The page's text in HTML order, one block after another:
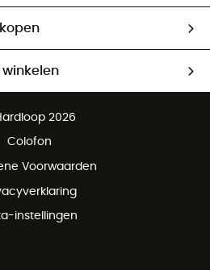
winkelen
dagen
2026
Colofon
Voorwaarden
instellingen